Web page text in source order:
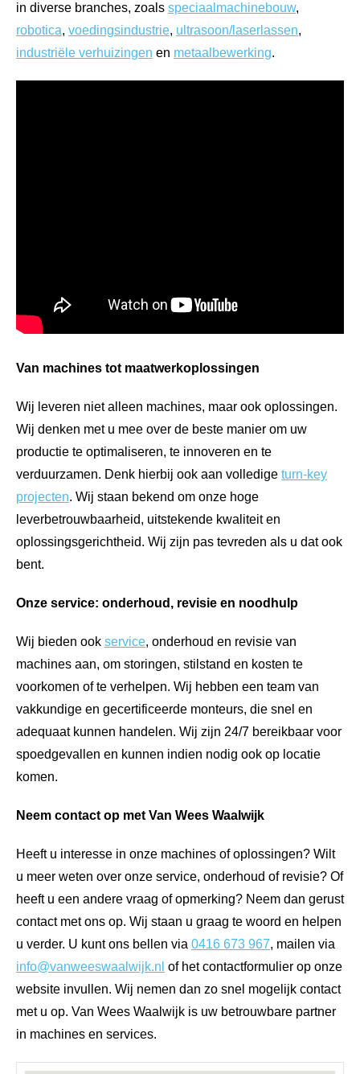
in diverse branches, zoals speciaalmachinebouw,
robotica, voedingsindustrie, ultrasoon/laserlassen,
industriële verhuizingen en metaalbewerking.
Van machines tot maatwerkoplossingen
Wij leveren niet alleen machines, maar ook oplossingen.
Wij denken met u mee over de beste manier om uw
productie te optimaliseren, te innoveren en te
verduurzamen. Denk hierbij ook aan volledige turn-key
projecten. Wij staan bekend om onze hoge
leverbetrouwbaarheid, uitstekende kwaliteit en
oplossingsgerichtheid. Wij zijn pas tevreden als u dat ook
bent.
Onze service: onderhoud, revisie en noodhulp
Wij bieden ook service, onderhoud en revisie van
machines aan, om storingen, stilstand en kosten te
voorkomen of te verhelpen. Wij hebben een team van
vakkundige en gecertificeerde monteurs, die snel en
adequaat kunnen handelen. Wij zijn 24/7 bereikbaar voor
spoedgevallen en kunnen indien nodig ook op locatie
komen.
Neem contact op met Van Wees Waalwijk
Heeft u interesse in onze machines of oplossingen? Wilt
u meer weten over onze service, onderhoud of revisie? Of
heeft u een andere vraag of opmerking? Neem dan gerust
contact met ons op. Wij staan u graag te woord en helpen
u verder. U kunt ons bellen via 0416 673 967, mailen via
info@vanweeswaalwijk.nl of het contactformulier op onze
website invullen. Wij nemen dan zo snel mogelijk contact
met u op. Van Wees Waalwijk is uw betrouwbare partner
in machines en services.